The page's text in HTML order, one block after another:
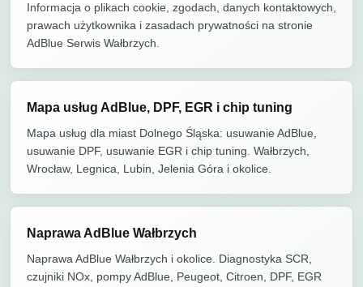
Informacja o plikach cookie, zgodach, danych kontaktowych,
prawach użytkownika i zasadach prywatności na stronie
AdBlue Serwis Wałbrzych.
Mapa usług AdBlue, DPF, EGR i chip tuning
Mapa usług dla miast Dolnego Śląska: usuwanie AdBlue,
usuwanie DPF, usuwanie EGR i chip tuning. Wałbrzych,
Wrocław, Legnica, Lubin, Jelenia Góra i okolice.
Naprawa AdBlue Wałbrzych
Naprawa AdBlue Wałbrzych i okolice. Diagnostyka SCR,
czujniki NOx, pompy AdBlue, Peugeot, Citroen, DPF, EGR